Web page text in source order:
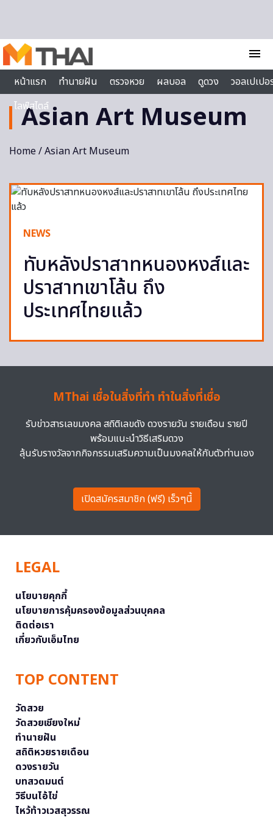
menu
หน้าแรก
ทำนายฝัน ตรวจหวย ผลบอล ดูดวง
วอลเปเป
ไลฟ์สไตล์
Asian Art Museum
Home/ Asian Art Museum
NEWS
ทับหลังปราสาทหนองหงส์และ
ปราสาทเขาโล้น ถึง
ประเทศไทยแล้ว
MThai เชื่อในสิ่งที่ทำ ทำในสิ่งที่เชื่อ
รับข่าวสารเลขมงคล สถิติเลขดัง ดวงรายวัน รายเดือน รายปี
พร้อมแนะนำวิธีเสริมดวง
ลุ้นรับรางวัลจากกิจกรรมเสริมความเป็นมงคลให้กับตัวท่านเอง
เปิดสมัครสมาชิก (ฟรี) เร็วๆนี้
LEGAL
นโยบายคุกกี้
นโยบายการคุ้มครองข้อมูลส่วนบุคคล
ติดต่อเรา
เกี่ยวกับเอ็มไทย
TOP CONTENT
วัดสวย
วัดสวยเชียงใหม่
ทำนายฝัน
สถิติหวยรายเดือน
ดวงรายวัน
บทสวดมนต์
วิธีบนไอ้ไข่
ไหว้ท้าวเวสสุวรรณ